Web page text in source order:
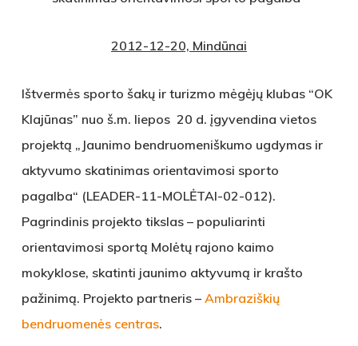
2012-12-20, Mindūnai
Ištvermės sporto šakų ir turizmo mėgėjų klubas “OK
Klajūnas” nuo š.m. liepos 20 d. įgyvendina vietos
projektą „Jaunimo bendruomeniškumo ugdymas ir
aktyvumo skatinimas orientavimosi sporto
pagalba“ (LEADER-11-MOLĖTAI-02-012).
Pagrindinis projekto tikslas – populiarinti
orientavimosi sportą Molėtų rajono kaimo
mokyklose, skatinti jaunimo aktyvumą ir krašto
pažinimą. Projekto partneris – Ambraziškių
bendruomenės centras.